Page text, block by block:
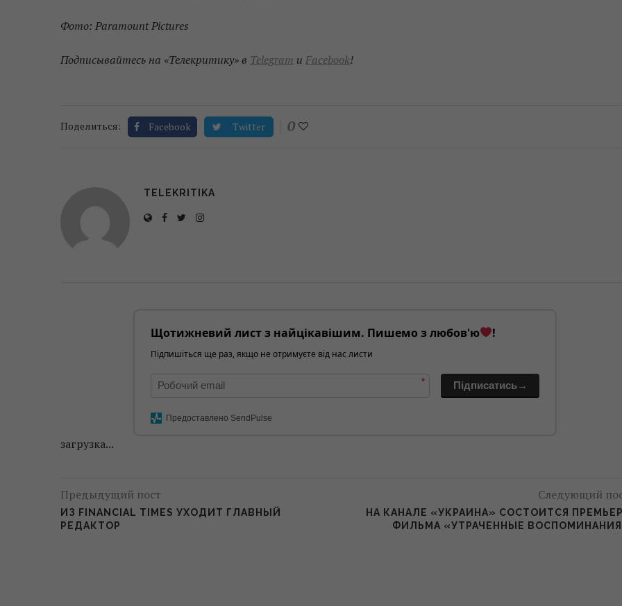
Фото: Paramount Pictures
Подписывайтесь на «Телекритику» в Telegram и Facebook!
Поделиться: Facebook Twitter 0
TELEKRITIKA
Щотижневий лист з найцікавішим. Пишемо з любов'ю !
Підпишіться ще раз, якщо не отримуєте від нас листи
* Підписатись→
Предоставлено SendPulse
загрузка...
Предыдущий пост
ИЗ FINANCIAL TIMES УХОДИТ ГЛАВНЫЙ
РЕДАКТОР
Следующий
НА КАНАЛЕ «УКРАИНА» СОСТОИТСЯ
ФИЛЬМА «УТРАЧЕННЫЕ